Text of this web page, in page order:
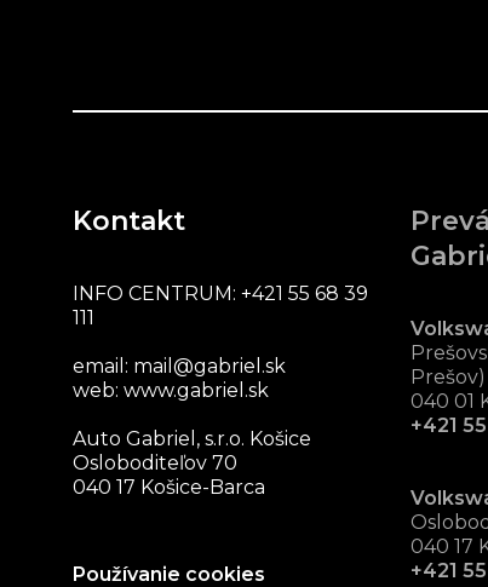
Kontakt
INFO CENTRUM: +421 55 68 39
111
email: mail@gabriel.sk
web: www.gabriel.sk
Auto Gabriel, s.r.o. Košice
Osloboditeľov 70
040 17 Košice-Barca
Používanie cookies
Prešov)
040 01
+421
040 17
+421